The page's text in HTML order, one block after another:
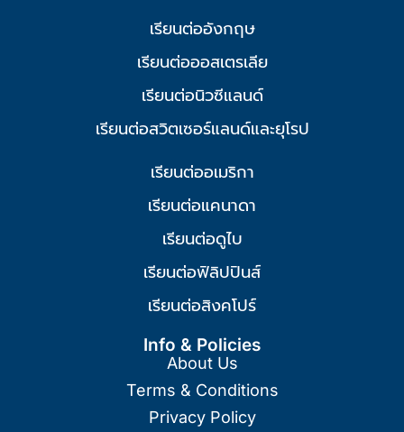
เรียนต่ออังกฤษ
เรียนต่อออสเตรเลีย
เรียนต่อนิวซีแลนด์
เรียนต่อสวิตเซอร์แลนด์และยุโรป
เรียนต่ออเมริกา
เรียนต่อแคนาดา
เรียนต่อดูไบ
เรียนต่อฟิลิปปินส์
เรียนต่อสิงคโปร์
Info & Policies
About Us
Terms & Conditions
Privacy Policy